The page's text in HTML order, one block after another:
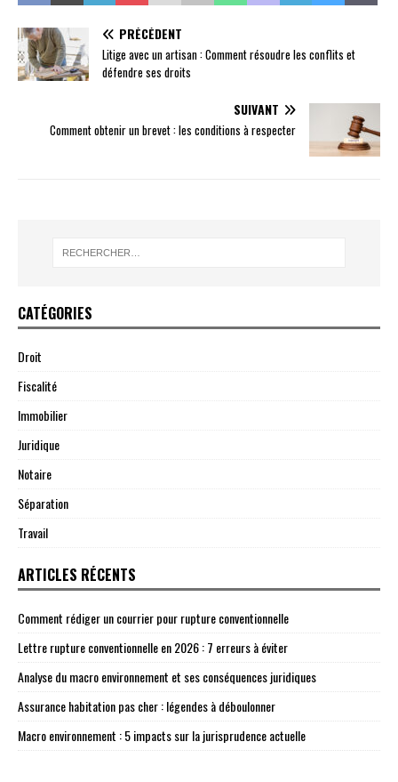
PRÉCÉDENT
Litige avec un artisan : Comment résoudre les conflits et
défendre ses droits
SUIVANT
Comment obtenir un brevet : les conditions à respecter
CATÉGORIES
Droit
Fiscalité
Immobilier
Juridique
Notaire
Séparation
Travail
ARTICLES RÉCENTS
Comment rédiger un courrier pour rupture conventionnelle
Lettre rupture conventionnelle en 2026 : 7 erreurs à éviter
Analyse du macro environnement et ses conséquences juridiques
Assurance habitation pas cher : légendes à déboulonner
Macro environnement : 5 impacts sur la jurisprudence actuelle